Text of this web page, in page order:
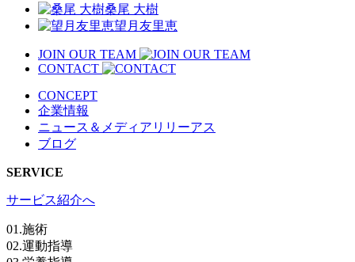
桑尾 大樹
望月友里恵
JOIN OUR TEAM
CONTACT
CONCEPT
企業情報
ニュース＆メディアリリーアス
ブログ
SERVICE
サービス紹介へ
01.施術
02.運動指導